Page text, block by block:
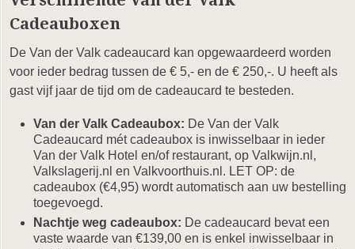
Cadeauboxen
De Van der Valk cadeaucard kan opgewaardeerd worden
voor ieder bedrag tussen de € 5,- en de € 250,-. U heeft als
gast vijf jaar de tijd om de cadeaucard te besteden.
Van der Valk Cadeaubox: De Van der Valk
Cadeaucard mét cadeaubox is inwisselbaar in ieder
Van der Valk Hotel en/of restaurant, op Valkwijn.nl,
Valkslagerij.nl en Valkvoorthuis.nl. LET OP: de
cadeaubox (€4,95) wordt automatisch aan uw bestelling
toegevoegd.
Nachtje weg cadeaubox: De cadeaucard bevat een
vaste waarde van €139,00 en is enkel inwisselbaar in